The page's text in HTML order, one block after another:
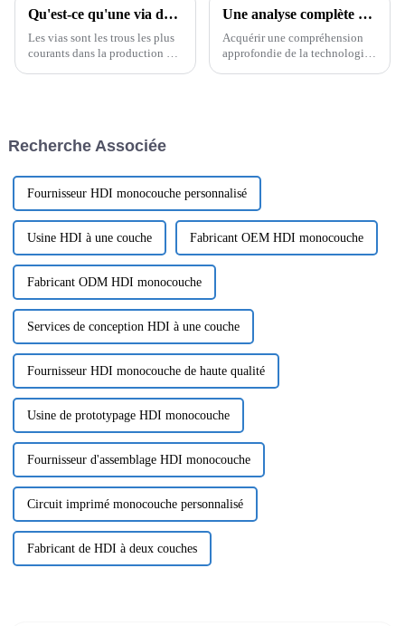
Qu'est-ce qu'une via dans un PCB ?
Les vias sont les trous les plus
courants dans la production de
divisés en trois types : ...
Une analyse complète de la technologie des circuits imprimés (PCB) : types, matériaux, applications et tendances futures
Acquérir une compréhension
approfondie de la technologie
Recherche Associée
Fournisseur HDI monocouche personnalisé
Usine HDI à une couche Fabricant OEM HDI monocouche
Fabricant ODM HDI monocouche
Services de conception HDI à une couche
Fournisseur HDI monocouche de haute qualité
Usine de prototypage HDI monocouche
Fournisseur d'assemblage HDI monocouche
Circuit imprimé monocouche personnalisé
Fabricant de HDI à deux couches